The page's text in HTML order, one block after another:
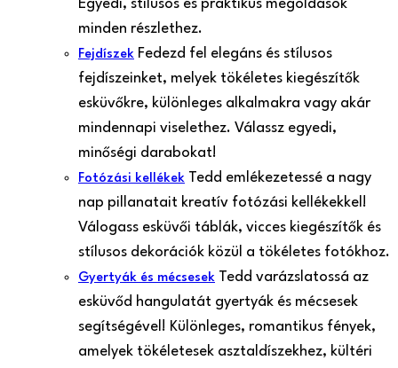
Egyedi, stílusos és praktikus megoldások
minden részlethez.
Fejdíszek Fedezd fel elegáns és stílusos
fejdíszeinket, melyek tökéletes kiegészítők
esküvőkre, különleges alkalmakra vagy akár
mindennapi viselethez. Válassz egyedi,
minőségi darabokat!
Fotózási kellékek Tedd emlékezetessé a nagy
nap pillanatait kreatív fotózási kellékekkel!
Válogass esküvői táblák, vicces kiegészítők és
stílusos dekorációk közül a tökéletes fotókhoz.
Gyertyák és mécsesek Tedd varázslatossá az
esküvőd hangulatát gyertyák és mécsesek
segítségével! Különleges, romantikus fények,
amelyek tökéletesek asztaldíszekhez, kültéri